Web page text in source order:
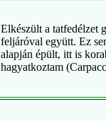
Elkészült a tatfedélzet
feljáróval együtt. Ez
alapján épült, itt is
hagyatkoztam